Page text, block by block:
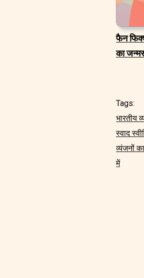
फैन
का
Tags:
भारतीय
स्वाद
व्यंजनों
में